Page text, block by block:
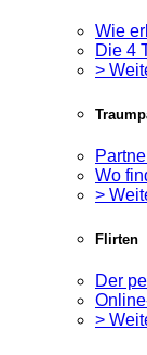
Wie
Die 4
>
Wo
>
Flirten
Der
>